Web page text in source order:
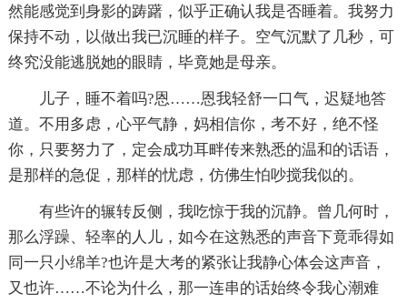
然能感觉到身影的踌躇，似乎正确认我是否睡着。我努力
保持不动，以做出我已沉睡的样子。空气沉默了几秒，可
终究没能逃脱她的眼睛，毕竟她是母亲。
儿子，睡不着吗?恩……恩我轻舒一口气，迟疑地答
道。不用多虑，心平气静，妈相信你，考不好，绝不怪
你，只要努力了，定会成功耳畔传来熟悉的温和的话语，
是那样的急促，那样的忧虑，仿佛生怕吵搅我似的。
有些许的辗转反侧，我吃惊于我的沉静。曾几何时，
那么浮躁、轻率的人儿，如今在这熟悉的声音下竟乖得如
同一只小绵羊?也许是大考的紧张让我静心体会这声音，
又也许……不论为什么，那一连串的话始终令我心潮难